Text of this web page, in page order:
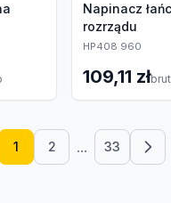
Napinacz
rozrządu
HP408 960
109,11 zł
1 2 ... 33